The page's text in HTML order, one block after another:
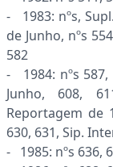
- 1983: nºs,
de Junho, nºs
582
- 1984: nºs 587,
Junho, 608,
Reportagem de
630, 631, Sip.
- 1985: nºs 636,